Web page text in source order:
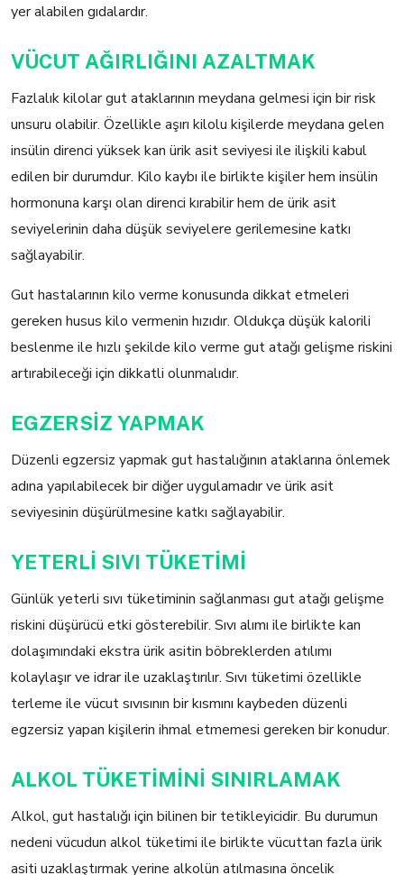
yer alabilen gıdalardır.
VÜCUT AĞIRLIĞINI AZALTMAK
Fazlalık kilolar gut ataklarının meydana gelmesi için bir risk
unsuru olabilir. Özellikle aşırı kilolu kişilerde meydana gelen
insülin direnci yüksek kan ürik asit seviyesi ile ilişkili kabul
edilen bir durumdur. Kilo kaybı ile birlikte kişiler hem insülin
hormonuna karşı olan direnci kırabilir hem de ürik asit
seviyelerinin daha düşük seviyelere gerilemesine katkı
sağlayabilir.
Gut hastalarının kilo verme konusunda dikkat etmeleri
gereken husus kilo vermenin hızıdır. Oldukça düşük kalorili
beslenme ile hızlı şekilde kilo verme gut atağı gelişme riskini
artırabileceği için dikkatli olunmalıdır.
EGZERSİZ YAPMAK
Düzenli egzersiz yapmak gut hastalığının ataklarına önlemek
adına yapılabilecek bir diğer uygulamadır ve ürik asit
seviyesinin düşürülmesine katkı sağlayabilir.
YETERLİ SIVI TÜKETİMİ
Günlük yeterli sıvı tüketiminin sağlanması gut atağı gelişme
riskini düşürücü etki gösterebilir. Sıvı alımı ile birlikte kan
dolaşımındaki ekstra ürik asitin böbreklerden atılımı
kolaylaşır ve idrar ile uzaklaştırılır. Sıvı tüketimi özellikle
terleme ile vücut sıvısının bir kısmını kaybeden düzenli
egzersiz yapan kişilerin ihmal etmemesi gereken bir konudur.
ALKOL TÜKETİMİNİ SINIRLAMAK
Alkol, gut hastalığı için bilinen bir tetikleyicidir. Bu durumun
nedeni vücudun alkol tüketimi ile birlikte vücuttan fazla ürik
asiti uzaklaştırmak yerine alkolün atılmasına öncelik